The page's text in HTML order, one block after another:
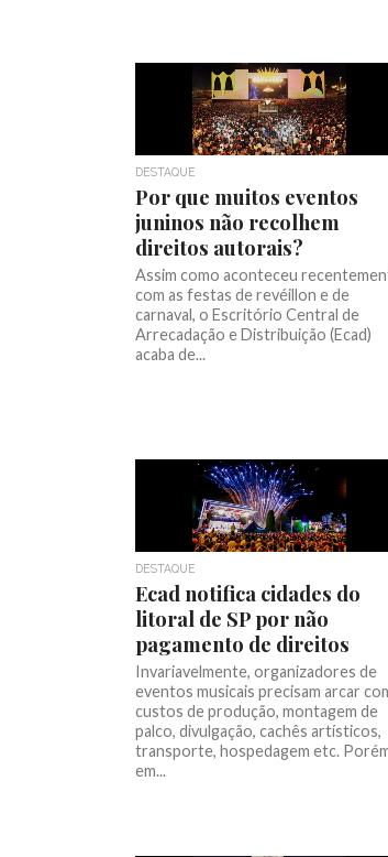
DESTAQUE
Por que muitos eventos
juninos não recolhem
direitos autorais?
Assim como aconteceu
com as festas de revéillon e de
carnaval, o Escritório Central de
Arrecadação e Distribuição (Ecad)
acaba de...
DESTAQUE
Ecad notifica cidades do
litoral de SP por não
pagamento de direitos
Invariavelmente, organizadores de
eventos musicais precisam arcar
custos de produção, montagem de
palco, divulgação, cachês artísticos,
transporte, hospedagem etc.
em...